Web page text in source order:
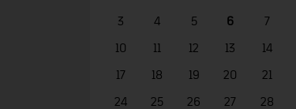
3 4 5 6 7
10 11 12 13 14
17 18 19 20 21
24 25 26 27 28